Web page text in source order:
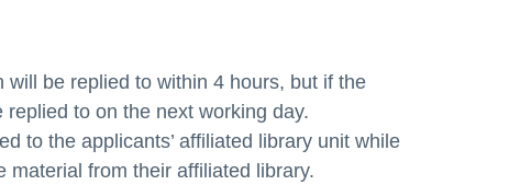
be replied to within 4 hours, but if the
to on the next working day.
to the applicants’ affiliated library unit while
from their affiliated library.